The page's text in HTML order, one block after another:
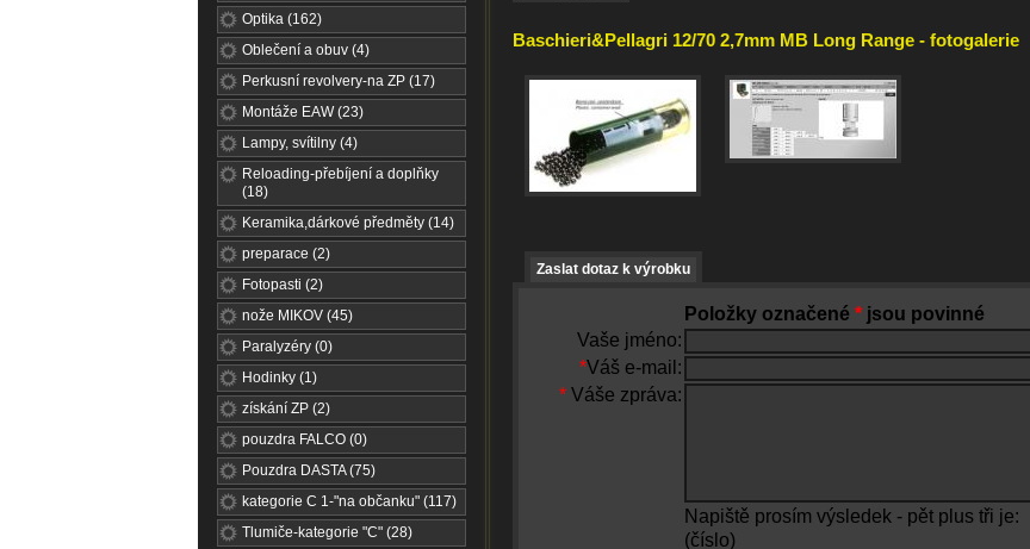
Optika (162)
Oblečení a obuv (4)
Perkusní revolvery-na ZP (17)
Montáže EAW (23)
Lampy, svítilny (4)
Reloading-přebíjení a doplňky
(18)
Keramika,dárkové předměty (14)
preparace (2)
Fotopasti (2)
nože MIKOV (45)
Paralyzéry (0)
Hodinky (1)
získání ZP (2)
pouzdra FALCO (0)
Pouzdra DASTA (75)
kategorie C 1-"na občanku" (117)
Tlumiče-kategorie "C" (28)
Baschieri&Pellagri 12/70 2,7mm MB Long Range - fotogalerie
Zaslat dotaz k výrobku
Položky označené * jsou povinné
Vaše jméno:
*Váš e-mail:
* Váše zpráva:
Napiště prosím výsledek - pět plus tři je:
(číslo)